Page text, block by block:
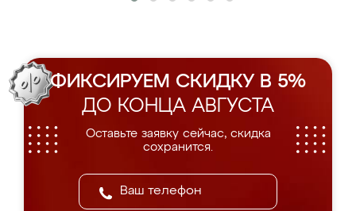
ФИКСИРУЕМ СКИДКУ В 5%
ДО КОНЦА АВГУСТА
Оставьте заявку сейчас, скидка
сохранится.